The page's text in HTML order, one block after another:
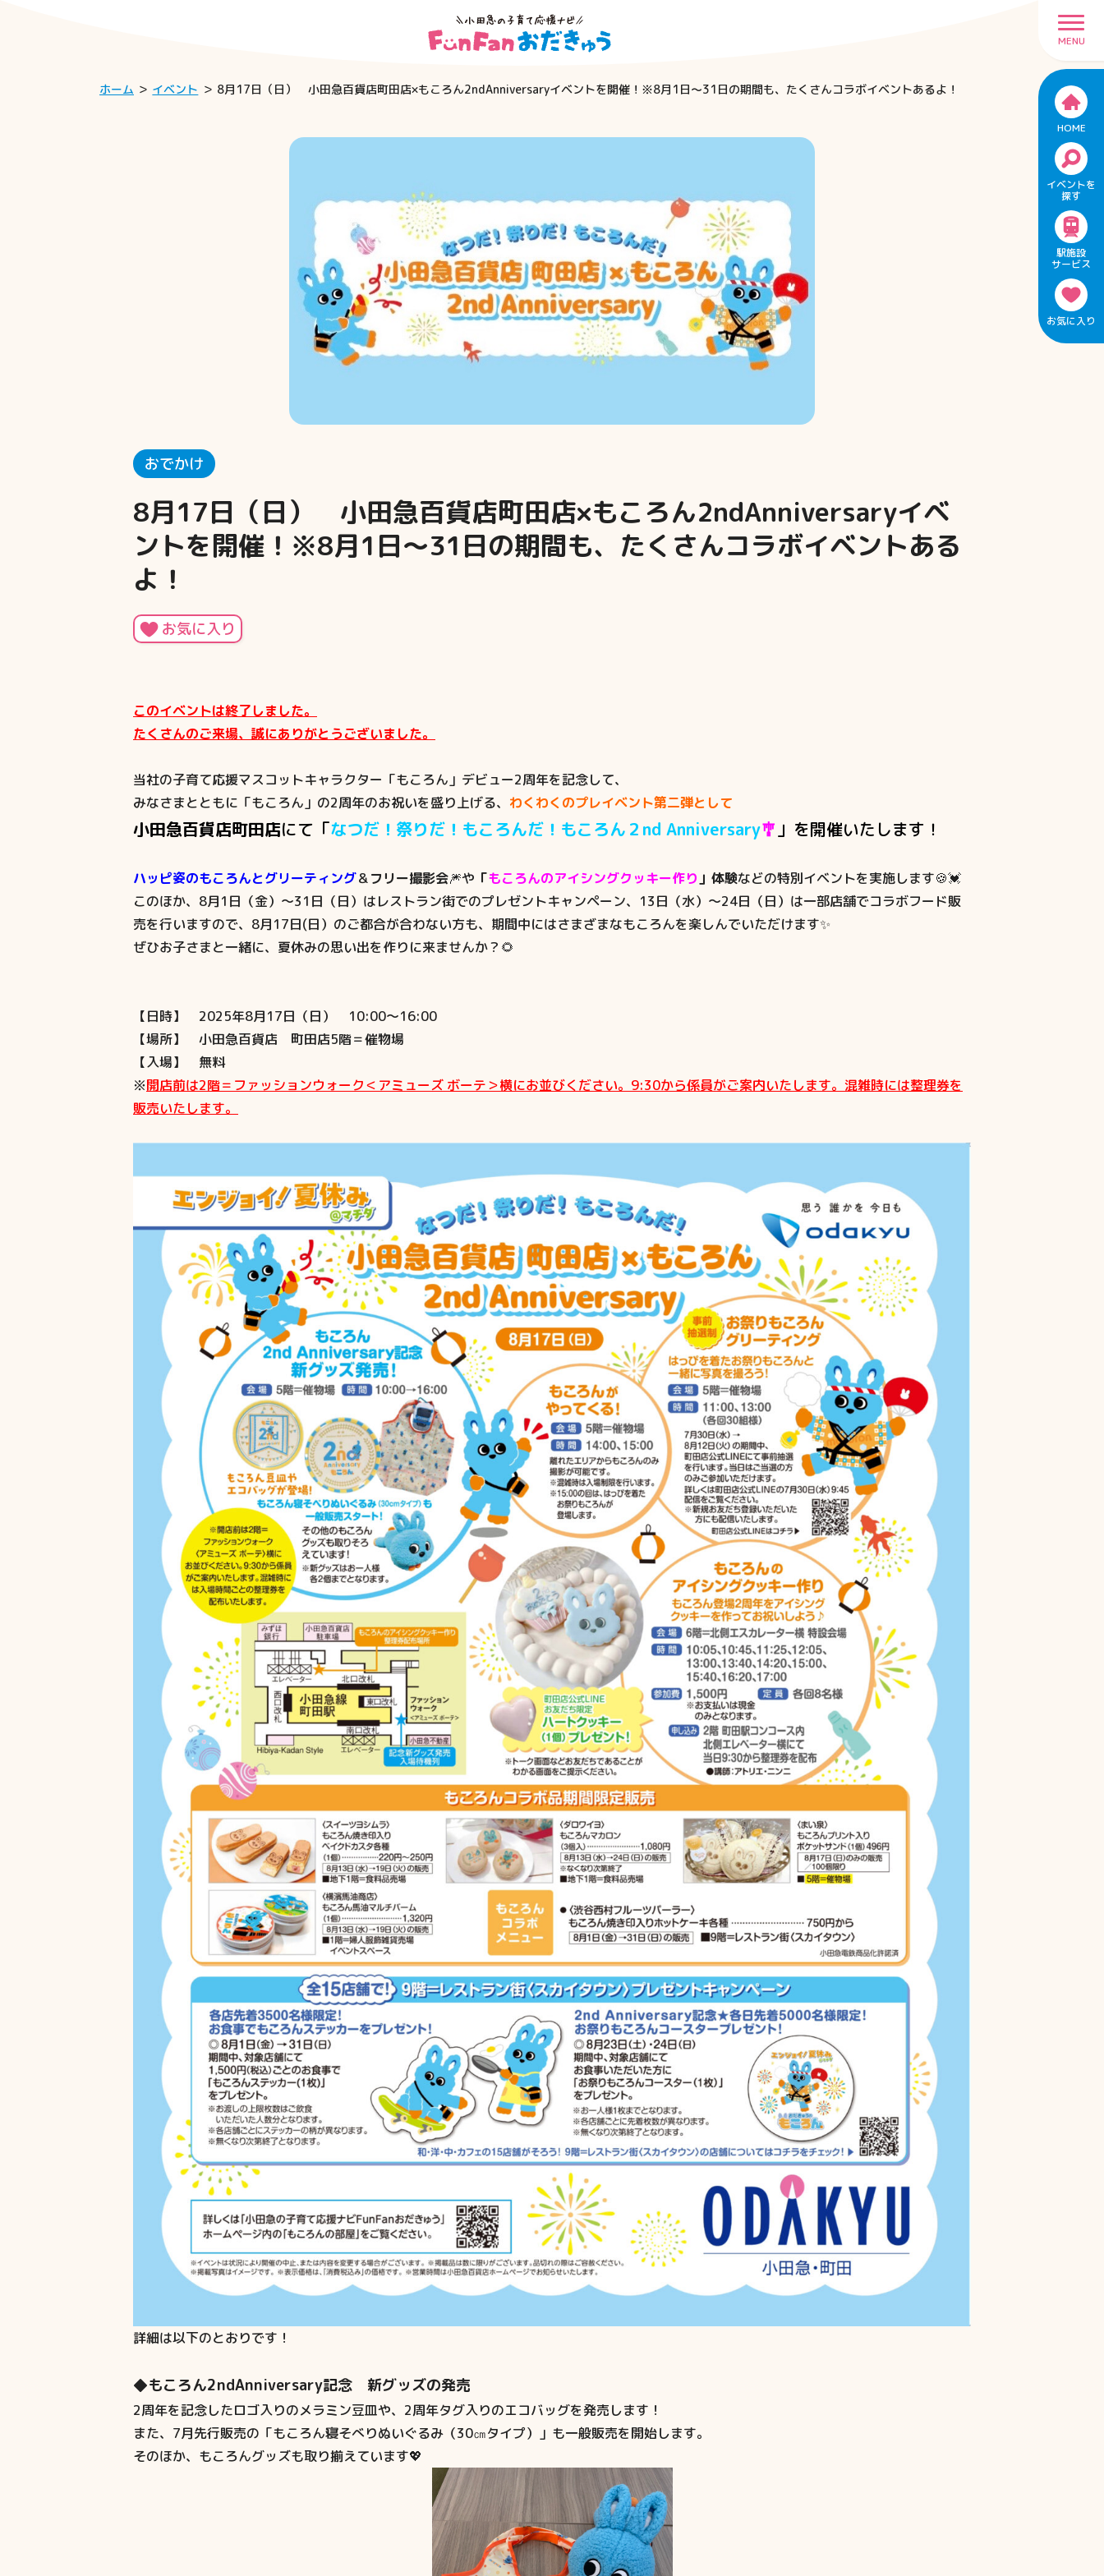
MENU
HOME
イベントを
探す
駅施設
サービス
お気に入り
ホーム イベント 8月17日（日） 小田急百貨店町田店×もころん2ndAnniversaryイベントを開催！※8月1日～31日の期間も、たくさんコラボイベントあるよ！
おでかけ
8月17日（日） 小田急百貨店町田店×もころん2ndAnniversaryイベ
ントを開催！※8月1日～31日の期間も、たくさんコラボイベントある
よ！
お気に入り
このイベントは終了しました。
たくさんのご来場、誠にありがとうございました。
当社の子育て応援マスコットキャラクター「もころん」デビュー2周年を記念して、
みなさまとともに「もころん」の2周年のお祝いを盛り上げる、 わくわくのプレイベント第二弾として
小田急百貨店町田店にて「なつだ！祭りだ！もころんだ！ もころん２nd Anniversary🎐 」を開催いたします！
ハッピ姿のもころんとグリーティング＆フリー撮影会🎆や 「もころんのアイシングクッキー作り 」体験などの特別イベントを実施します🍪💓
このほか、8月1日（金）～31日（日）はレストラン街でのプレゼントキャンペーン、13日（水）～24日（日）は一部店舗でコラボフード販
売を行いますので、8月17日(日）のご都合が合わない方も、期間中にはさまざまなもころんを楽しんでいただけます✨
ぜひお子さまと一緒に、夏休みの思い出を作りに来ませんか？🌻
【日時】 2025年8月17日（日） 10:00～16:00
【場所】 小田急百貨店 町田店5階＝催物場
【入場】 無料
※開店前は2階＝ファッションウォーク＜アミューズ ボーテ＞横にお並びください。9:30から係員がご案内いたします。 混雑時には整理券を
販売いたします。
詳細は以下のとおりです！
◆もころん2ndAnniversary記念 新グッズの発売
2周年を記念したロゴ入りのメラミン豆皿や、2周年タグ入りのエコバッグを発売します！
また、7月先行販売の「もころん寝そべりぬいぐるみ（30㎝タイプ）」も一般販売を開始します。
そのほか、もころんグッズも取り揃えています💖